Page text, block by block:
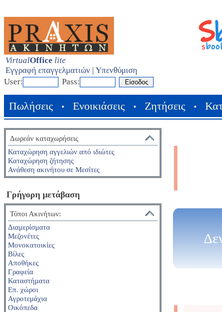
VirtualOffice lite
Εγγραφή επαγγελματιών | Υπενθύμιση
User:
Pass:
Πωλήσεις • Ενοικιάσεις • Ζητήσεις •
Δωρεάν καταχωρήσεις
Καταχώρηση αγγελιών από ιδιώτες
Καταχώρηση ζήτησης
Ανάθεση ακινήτου σε Μεσίτες
Γρήγορη μετάβαση
Τύποι Ακινήτων:
Διαμερίσματα
Μεζονέτες
Μονοκατοικίες
Βίλες
Αποθήκες
Γραφεία
Καταστήματα
Επ. χώροι
Αγροτεμάχια
Οικόπεδα